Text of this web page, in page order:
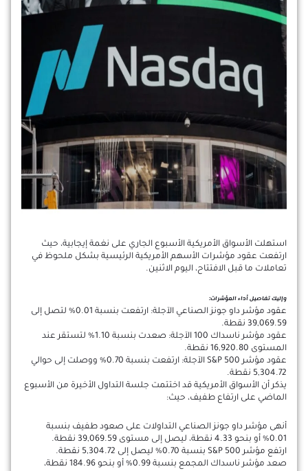
استهلت الأسواق الأمريكية الأسبوع الجاري على نغمة إيجابية، حيث
ارتفعت عقود مؤشرات الأسهم الأمريكية الرئيسية بشكل ملحوظ في
تعاملات ما قبل الافتتاح، اليوم الاثنين.
وإليك تفاصيل أداء المؤشرات:
عقود مؤشر داو جونز الصناعي الآجلة: ارتفعت بنسبة 0.01% لتصل إلى
39,069.59 نقطة.
عقود مؤشر ناسداك 100 الآجلة: صعدت بنسبة 1.10% لتستقر عند
المستوى 16,920.80 نقطة.
عقود مؤشر S&P 500 الآجلة: ارتفعت بنسبة 0.70% ووصلت إلى حوالي
5,304.72 نقطة.
يذكر أن الأسواق الأمريكية قد اختتمت جلسة التداول الأخيرة من الأسبوع
الماضي على ارتفاع طفيف، حيث:
أنهى مؤشر داو جونز الصناعي التداولات على صعود طفيف بنسبة
0.01% أو بنحو 4.33 نقطة، ليصل إلى مستوى 39,069.59 نقطة.
ارتفع مؤشر S&P 500 بنسبة 0.70% ليصل إلى 5,304.72 نقطة.
صعد مؤشر ناسداك المجمع بنسبة 0.99% أو بنحو 184.96 نقطة،